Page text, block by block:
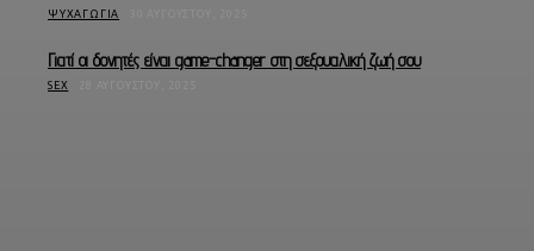
ΨΥΧΑΓΩΓΊΑ
Γιατί οι δονητές είναι game-changer στη σεξουαλική ζωή σου
SEX